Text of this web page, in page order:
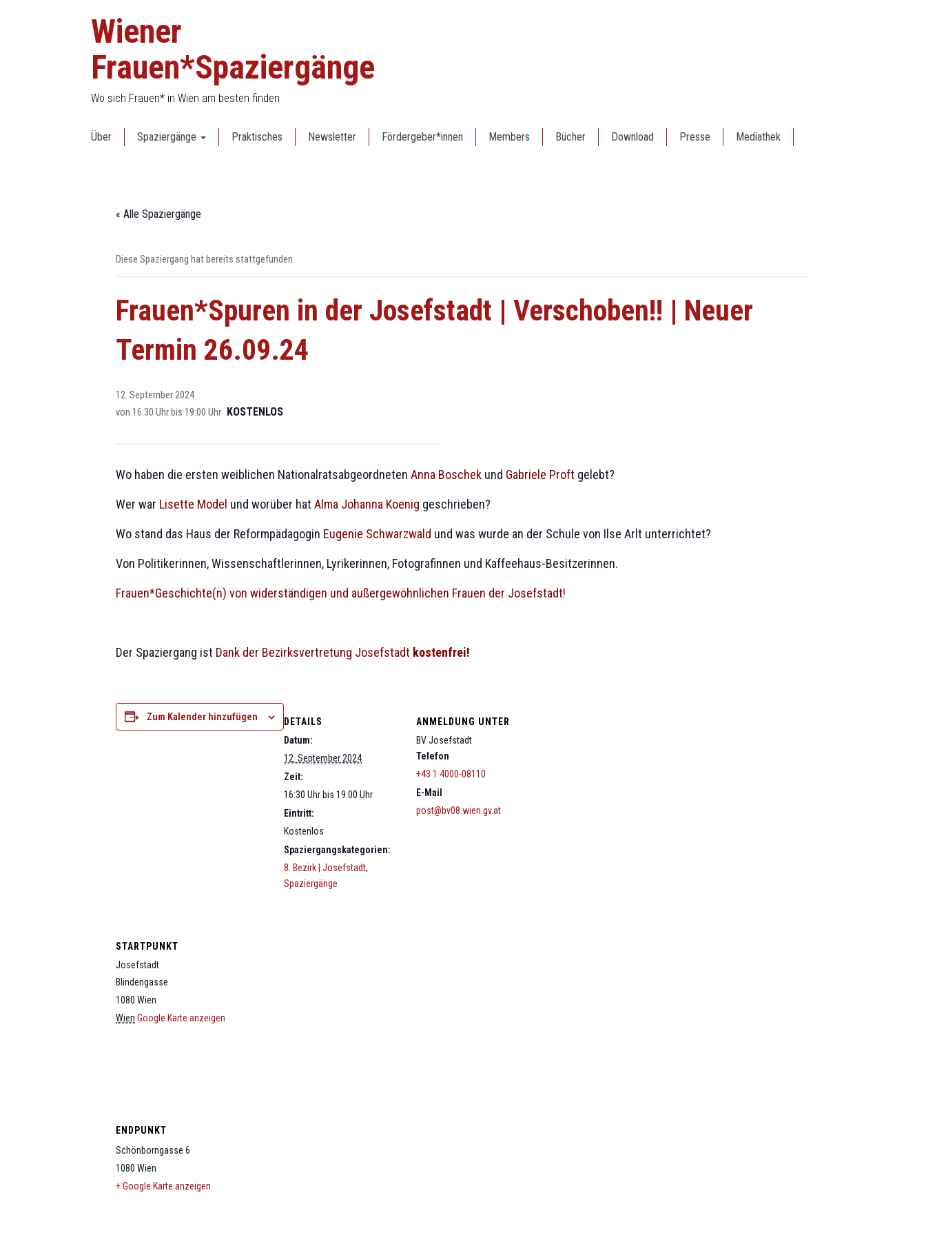
Wiener
Frauen*Spaziergänge
Wo sich Frauen* in Wien am besten finden
Über Spaziergänge Praktisches Newsletter Fördergeber*innen Members Bücher Download Presse Mediathek
« Alle Spaziergänge
Diese Spaziergang hat bereits stattgefunden.
Frauen*Spuren in der Josefstadt | Verschoben!! | Neuer
Termin 26.09.24
12. September 2024
von 16:30 Uhrbis 19:00 Uhr KOSTENLOS
Wo haben die ersten weiblichen Nationalratsabgeordneten Anna Boschek und Gabriele Proft gelebt?
Wer war Lisette Model und worüber hat Alma Johanna Koenig geschrieben?
Wo stand das Haus der Reformpädagogin Eugenie Schwarzwald und was wurde an der Schule von Ilse Arlt unterrichtet?
Von Politikerinnen, Wissenschaftlerinnen, Lyrikerinnen, Fotografinnen und Kaffeehaus-Besitzerinnen.
Frauen*Geschichte(n) von widerständigen und außergewöhnlichen Frauen der Josefstadt!
Der Spaziergang ist Dank der Bezirksvertretung Josefstadt kostenfrei!
Zum Kalender hinzufügen
DETAILS
Datum:
12. September 2024
Zeit:
16:30 Uhr bis 19:00 Uhr
Eintritt:
Kostenlos
Spaziergangskategorien:
8. Bezirk | Josefstadt,
Spaziergänge
ANMELDUNG UNTER
BV Josefstadt
Telefon
+43 1 4000-08110
E-Mail
post@bv08.wien.gv.at
STARTPUNKT
Josefstadt
Blindengasse
1080 Wien
Wien Google Karte anzeigen
ENDPUNKT
Schönborngasse 6
1080 Wien
+ Google Karte anzeigen